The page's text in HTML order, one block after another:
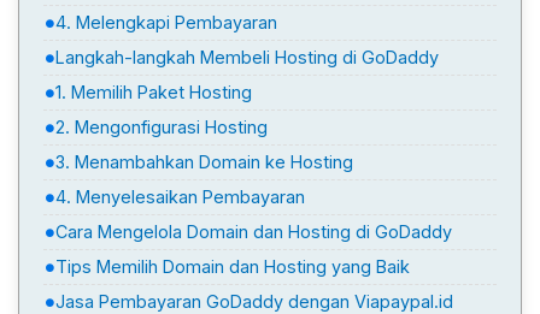
4. Melengkapi Pembayaran
Langkah-langkah Membeli Hosting di GoDaddy
1. Memilih Paket Hosting
2. Mengonfigurasi Hosting
3. Menambahkan Domain ke Hosting
4. Menyelesaikan Pembayaran
Cara Mengelola Domain dan Hosting di GoDaddy
Tips Memilih Domain dan Hosting yang Baik
Jasa Pembayaran GoDaddy dengan Viapaypal.id